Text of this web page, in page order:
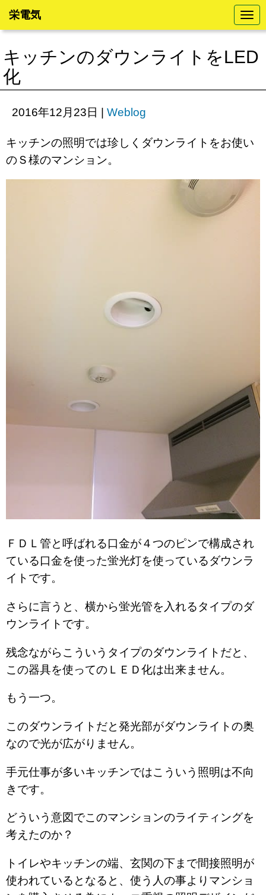
N
a
v
g
a
o
栄電気
キッチンのダウンライトをLED
化
2016年12月23日 | Weblog
キッチンの照明では珍しくダウンライトをお使い
のＳ様のマンション。
ＦＤＬ管と呼ばれる口金が４つのピンで構成され
ている口金を使った蛍光灯を使っているダウンラ
イトです。
さらに言うと、横から蛍光管を入れるタイプのダ
ウンライトです。
残念ながらこういうタイプのダウンライトだと、
この器具を使ってのＬＥＤ化は出来ません。
もう一つ。
このダウンライトだと発光部がダウンライトの奥
なので光が広がりません。
手元仕事が多いキッチンではこういう照明は不向
きです。
どういう意図でこのマンションのライティングを
考えたのか？
トイレやキッチンの端、玄関の下まで間接照明が
使われているとなると、使う人の事よりマンショ